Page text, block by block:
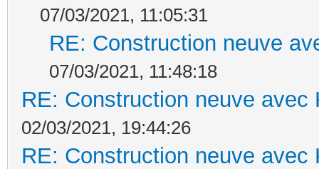
07/03/2021, 11:05:31
RE: Construction neuve
07/03/2021, 11:48:18
RE: Construction neuve avec
02/03/2021, 19:44:26
RE: Construction neuve avec